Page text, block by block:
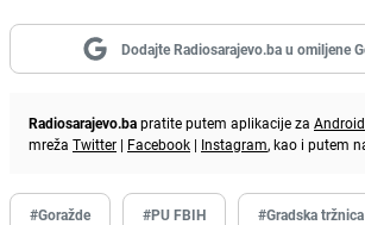
Dodajte Radiosarajevo.ba u omiljene
Radiosarajevo.bapratite putem aplikacije za Android
mreža Twitter | Facebook | Instagram, kao i putem
#Goražde #PU FBIH #Gradska tržnica